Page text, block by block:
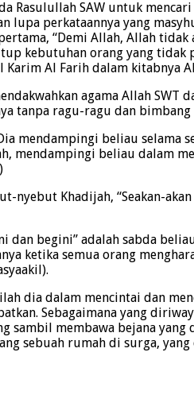
Rasulullah SAW untuk
lupa perkataannya yang
“Demi Allah, Allah tidak
kebutuhan orang yang
Karim Al Farih dalam kitabnya
agama Allah SWT
tanpa ragu-ragu dan
mendampingi beliau selama
mendampingi beliau dalam
nyebut Khadijah, “Seakan-
begini” adalah sabda
ketika semua orang
dia dalam mencintai dan
Sebagaimana yang
sambil membawa bejana
sebuah rumah di surga,